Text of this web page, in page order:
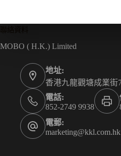
MOBO ( H.K.) Limited
地址:
香港九龍觀塘成業街
電話:
852-2749 9938
電郵:
marketing@kkl.com.hk